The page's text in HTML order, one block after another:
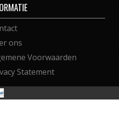
ons
Voorwaarden
Statement